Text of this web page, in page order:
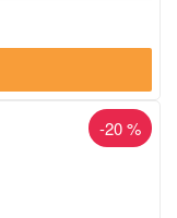
-20 %